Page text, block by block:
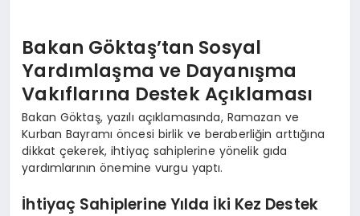
Bakan Göktaş’tan Sosyal
Yardımlaşma ve Dayanışma
Vakıflarına Destek Açıklaması
Bakan Göktaş, yazılı açıklamasında, Ramazan ve
Kurban Bayramı öncesi birlik ve beraberliğin arttığına
dikkat çekerek, ihtiyaç sahiplerine yönelik gıda
yardımlarının önemine vurgu yaptı.
İhtiyaç Sahiplerine Yılda İki Kez Destek